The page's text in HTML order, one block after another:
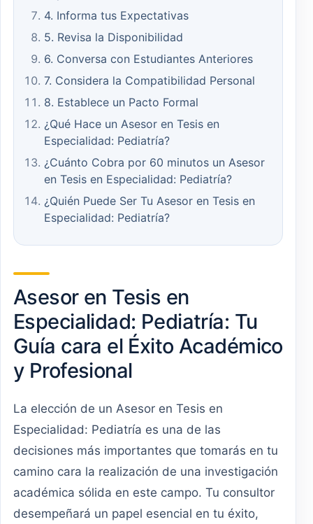
4. Informa tus Expectativas
5. Revisa la Disponibilidad
6. Conversa con Estudiantes Anteriores
7. Considera la Compatibilidad Personal
8. Establece un Pacto Formal
¿Qué Hace un Asesor en Tesis en
Especialidad: Pediatría?
¿Cuánto Cobra por 60 minutos un Asesor
en Tesis en Especialidad: Pediatría?
¿Quién Puede Ser Tu Asesor en Tesis en
Especialidad: Pediatría?
Asesor en Tesis en
Especialidad: Pediatría: Tu
Guía cara el Éxito Académico
y Profesional
La elección de un Asesor en Tesis en
Especialidad: Pediatría es una de las
decisiones más importantes que tomarás en tu
camino cara la realización de una investigación
académica sólida en este campo. Tu consultor
desempeñará un papel esencial en tu éxito,